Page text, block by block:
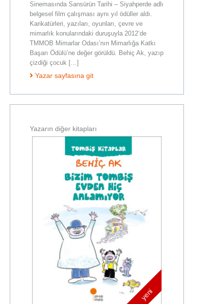
Sinemasında Sansürün Tarihi – Siyahperde adlı
belgesel film çalışması aynı yıl ödüller aldı.
Karikatürleri, yazıları, oyunları, çevre ve
mimarlık konularındaki duruşuyla 2012’de
TMMOB Mimarlar Odası’nın Mimarlığa Katkı
Başarı Ödülü’ne değer görüldü. Behiç Ak, yazıp
çizdiği çocuk […]
Yazar sayfasına git
Yazarın diğer kitapları
yeni